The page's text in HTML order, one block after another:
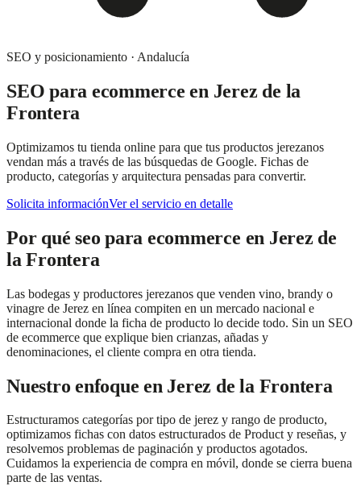
SEO y posicionamiento · Andalucía
SEO para ecommerce en Jerez de la
Frontera
Optimizamos tu tienda online para que tus productos jerezanos
vendan más a través de las búsquedas de Google. Fichas de
producto, categorías y arquitectura pensadas para convertir.
Solicita informaciónVer el servicio en detalle
Por quéseo para ecommerce en Jerez de
la Frontera
Las bodegas y productores jerezanos que venden vino, brandy o
vinagre de Jerez en línea compiten en un mercado nacional e
internacional donde la ficha de producto lo decide todo. Sin un SEO
de ecommerce que explique bien crianzas, añadas y
denominaciones, el cliente compra en otra tienda.
Nuestro enfoque en Jerez de la Frontera
Estructuramos categorías por tipo de jerez y rango de producto,
optimizamos fichas con datos estructurados de Product y reseñas, y
resolvemos problemas de paginación y productos agotados.
Cuidamos la experiencia de compra en móvil, donde se cierra buena
parte de las ventas.